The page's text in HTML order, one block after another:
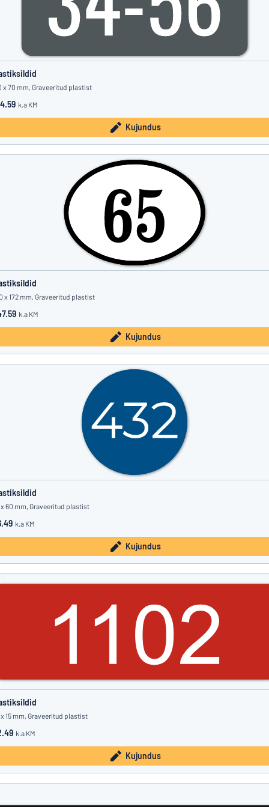
x 70 mm, Graveeritud plastist
k.a KM
Kujundus
x 172 mm, Graveeritud plastist
k.a KM
Kujundus
60 mm, Graveeritud plastist
k.a KM
Kujundus
15 mm, Graveeritud plastist
k.a KM
Kujundus